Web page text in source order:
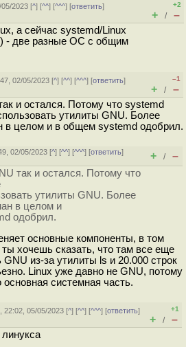
2023 [^] [^^] [^^^] [ответить]
+2
+ / –
а сейчас systemd/Linux
- две разные ОС с общим
02/05/2023 [^] [^^] [^^^] [ответить]
–1
+ / –
и остался. Потому что systemd
утилиты GNU. Более
в целом и в общем systemd одобрил.
02/05/2023 [^] [^^] [^^^] [ответить]
+ / –
так и остался. Потому что
утилиты GNU. Более
в целом и
одобрил.
основные компоненты, в том
хочешь сказать, что там все еще
GNU из-за утилиты ls и 20.000 строк
Linux уже давно не GNU, потому
системная часть.
22:02, 05/05/2023 [^] [^^] [^^^] [ответить]
+1
+ / –